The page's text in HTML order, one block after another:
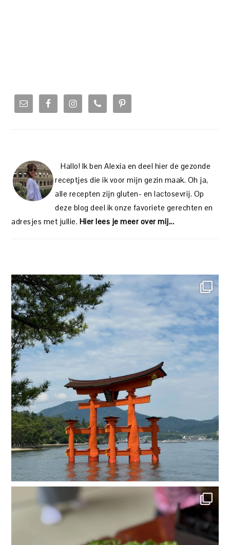
SIDEBAR
Hallo! Ik ben Alexia en deel hier de gezonde
receptjes die ik voor mijn gezin maak. Oh ja,
alle recepten zijn gluten- en lactosevrij. Op
deze blog deel ik onze favoriete gerechten en
adresjes met jullie. Hier lees je meer over mij...